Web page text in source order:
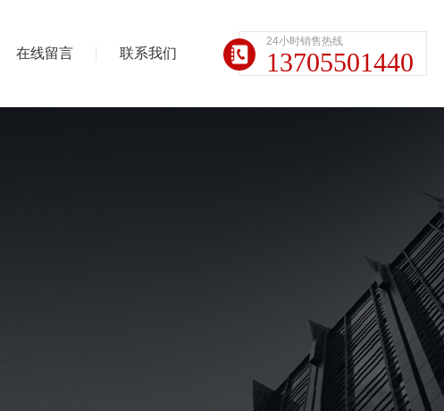
在线留言 联系我们
24小时销售热线
13705501440